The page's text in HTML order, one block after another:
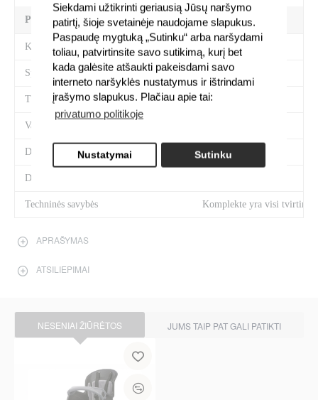
Siekdami užtikrinti geriausią Jūsų naršymo
patirtį, šioje svetainėje naudojame slapukus.
Paspaudę mygtuką „Sutinku“ arba naršydami
toliau, patvirtinsite savo sutikimą, kurį bet
kada galėsite atšaukti pakeisdami savo
interneto naršyklės nustatymus ir ištrindami
įrašymo slapukus. Plačiau apie tai:
privatumo politikoje
Nustatymai Sutinku
PREKĖS SAVYBĖS
Kategorija Vaikiškos kėdutės
Spalva Pilka
Tvirtinimas Prie vairo
Vaiko svoris
Dviračio ratų dydis 26" - 28"
Dviračio rėmo diametras
Techninės savybės Komplekte yra visi
APRAŠYMAS
ATSILIEPIMAI
NESENIAI ŽIŪRĖTOS JUMS TAIP PAT GALI PATIKTI